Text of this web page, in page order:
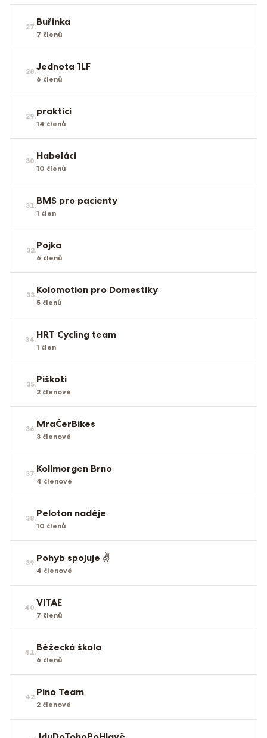
27.Buřinka
7 členů
28.Jednota 1LF
6 členů
29.praktici
14 členů
30.Habeláci
10 členů
31.BMS pro pacienty
1 člen
32.Pojka
6 členů
33.Kolomotion pro Domestiky
5 členů
34.HRT Cycling team
1 člen
35.Piškoti
2 členové
36.MraČerBikes
3 členové
37.Kollmorgen Brno
4 členové
38.Peloton naděje
10 členů
39.Pohyb spojuje ✌️
4 členové
40.VITAE
7 členů
41.Běžecká škola
6 členů
42.Pino Team
2 členové